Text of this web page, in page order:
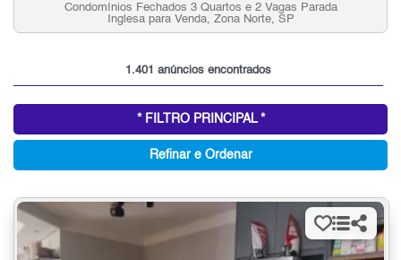
Casas 3 Quartos na Parada Inglesa para Venda, Zona
Norte, SP
1.401 anúncios encontrados
* FILTRO PRINCIPAL *
Refinar e Ordenar